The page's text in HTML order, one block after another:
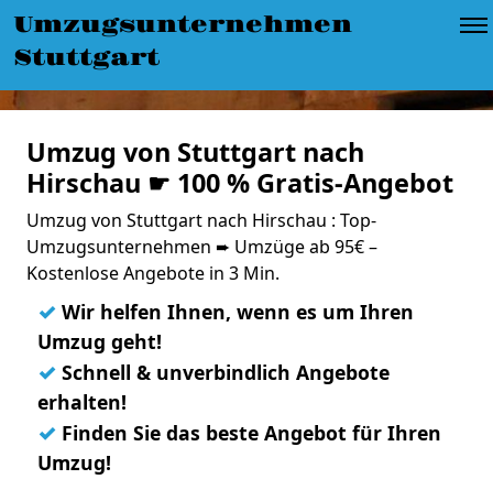
Umzugsunternehmen
Stuttgart
Umzug von Stuttgart nach
Hirschau ☛ 100 % Gratis-Angebot
Umzug von Stuttgart nach Hirschau : Top-
Umzugsunternehmen ➨ Umzüge ab 95€ –
Kostenlose Angebote in 3 Min.
✓ Wir helfen Ihnen, wenn es um Ihren
Umzug geht!
✓ Schnell & unverbindlich Angebote
erhalten!
✓ Finden Sie das beste Angebot für Ihren
Umzug!